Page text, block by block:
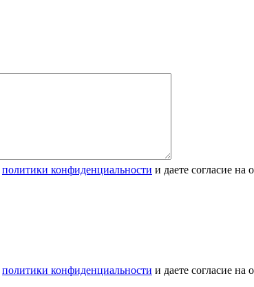
политики конфиденциальности и даете согласие
политики конфиденциальности и даете согласие